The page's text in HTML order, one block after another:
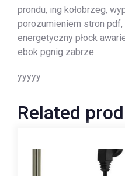
prondu, ing kołobrzeg,
porozumieniem stron
energetyczny płock
ebok pgnig zabrze
yyyyy
Related